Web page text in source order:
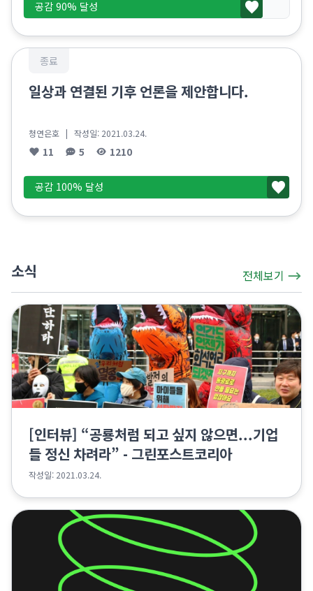
공감 90% 달성
종료
일상과 연결된 기후 언론을 제안합니다.
청연은호 | 작성일: 2021.03.24.
11 5 1210
공감 100% 달성
소식
[인터뷰] “공룡처럼 되고 싶지 않으면...기업
들 정신 차려라” - 그린포스트코리아
작성일: 2021.03.24.
전체보기